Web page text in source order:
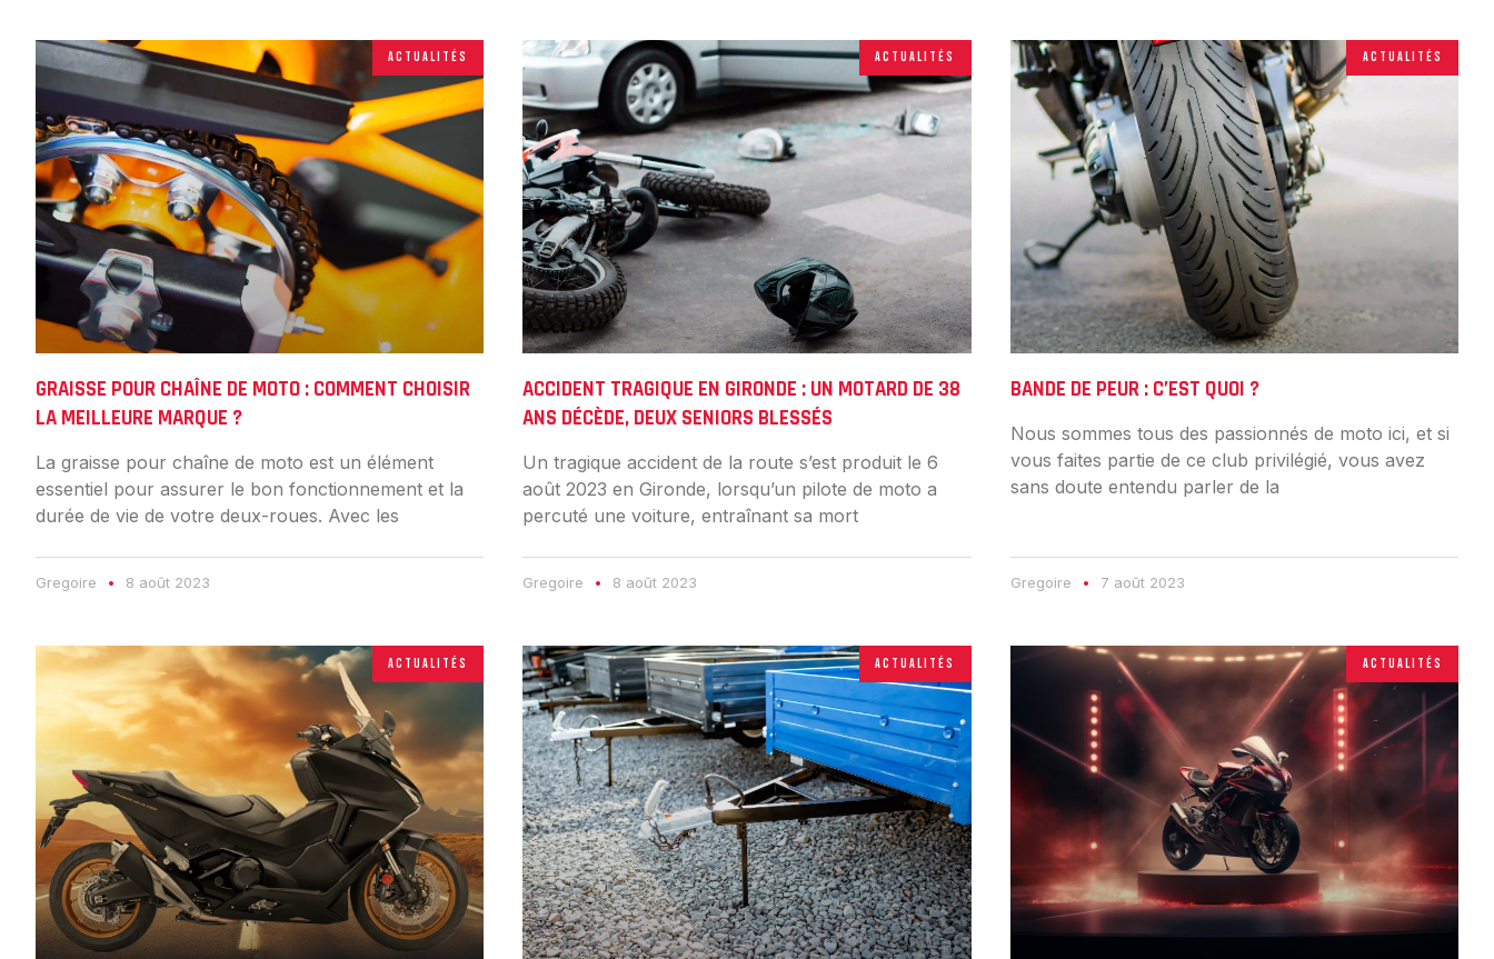
ACTUALITÉS
GRAISSE POUR CHAÎNE DE MOTO : COMMENT CHOISIR
LA MEILLEURE MARQUE ?
La graisse pour chaîne de moto est un élément
essentiel pour assurer le bon fonctionnement et la
durée de vie de votre deux-roues. Avec les
Gregoire 8 août 2023
ACTUALITÉS
ACCIDENT TRAGIQUE EN GIRONDE : UN MOTARD DE 38
ANS DÉCÈDE, DEUX SENIORS BLESSÉS
Un tragique accident de la route s’est produit le 6
août 2023 en Gironde, lorsqu’un pilote de moto a
percuté une voiture, entraînant sa mort
Gregoire 8 août 2023
ACTUALITÉS
BANDE DE PEUR : C’EST QUOI ?
Nous sommes tous des passionnés de moto ici, et si
vous faites partie de ce club privilégié, vous avez
sans doute entendu parler de la
Gregoire 7 août 2023
ACTUALITÉS ACTUALITÉS ACTUALITÉS